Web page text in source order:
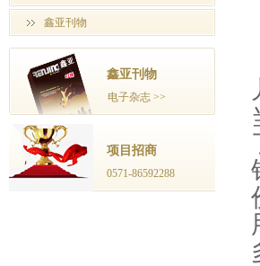
鑫亚刊物
鑫亚刊物
电子杂志 >>
项目招商
0571-86592288